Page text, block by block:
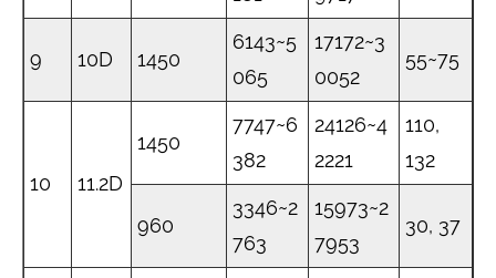
9 10D 1450
6143~5
065
17172~3
0052
55~75
10 11.2D
1450
7747~6
382
24126~4
2221
110,
132
960
3346~2
763
15973~2
7953
30, 37